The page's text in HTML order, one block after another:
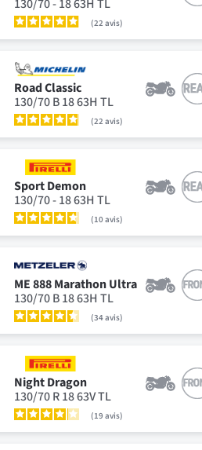
130/70 - 18 63H TL
22avis
Road Classic
130/70 B 18 63H TL
22avis
Sport Demon
130/70 - 18 63H TL
10avis
ME 888 Marathon Ultra
130/70 B 18 63H TL
34avis
Night Dragon
130/70 R 18 63V TL
19avis